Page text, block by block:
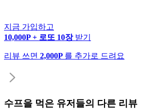
지금 가입하고
10,000P + 로또 10장 받기
리뷰 쓰면 2,000P 를 추가로 드려요
수프을 먹은 유저들의 다른 리뷰